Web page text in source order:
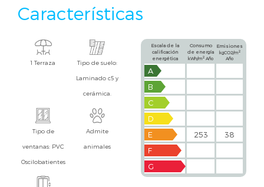
Características
1 Terraza Tipo de suelo:
Laminado c5 y
cerámica.
Tipo de
ventanas: PVC
Oscilobatientes
Admite
animales
Escala de la
calificación
energética
Consumo
de energía
kWh/m2 Año
Emisiones
kgCO2/m 2
Año
A
B
C
D
E
253
38
F
G